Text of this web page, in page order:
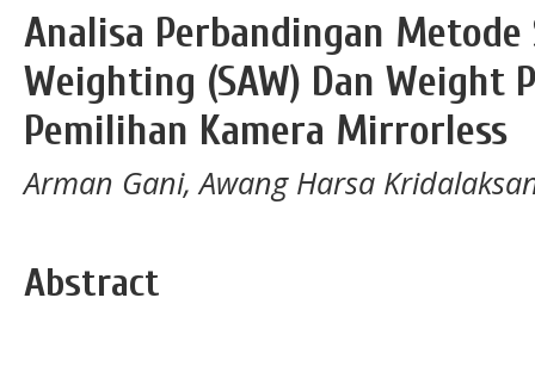
Analisa Perbandingan
Weighting (SAW) Dan Weight
Pemilihan Kamera Mirrorless
Arman Gani, Awang Harsa
Abstract